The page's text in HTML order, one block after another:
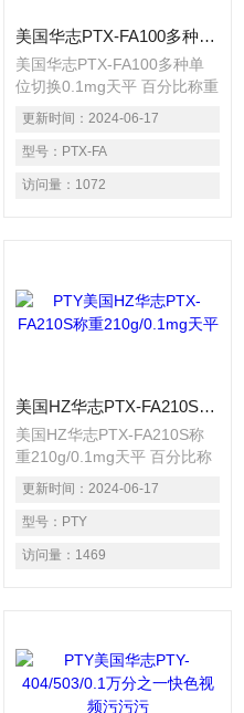
美国华志PTX-FA100多种单位切换0.1mg天平
美国华志PTX-FA100多种单
位切换0.1mg天平 百分比称重
功能 ※密度称量直读功能 ※
动物（动态）称量功能 ※设
定物体称量计数功能 ※成本
结算（计价）功能 ※上下限
检重功能 ※毛、净、皮称量
更新时间： 2024-06-17
型号： PTX-FA
访问量： 1072
美国HZ华志PTX-FA210S称重210g/0.1mg天平
美国HZ华志PTX-FA210S称
重210g/0.1mg天平 百分比称
重功能 ※密度称量直读功能
※动物（动态）称量功能 ※
设定物体称量计数功能 ※成
本结算（计价）功能 ※上下
限检重功能 ※毛、净、皮称
更新时间： 2024-06-17
型号： PTY
访问量： 1469